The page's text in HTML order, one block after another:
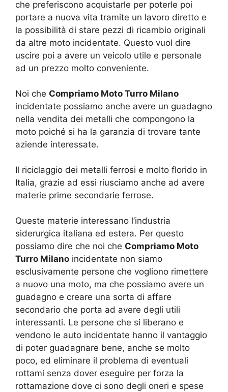
che preferiscono acquistarle per poterle poi
portare a nuova vita tramite un lavoro diretto e
la possibilità di stare pezzi di ricambio originali
da altre moto incidentate. Questo vuol dire
uscire poi a avere un veicolo utile e personale
ad un prezzo molto conveniente.
Noi che Compriamo Moto Turro Milano
incidentate possiamo anche avere un guadagno
nella vendita dei metalli che compongono la
moto poiché si ha la garanzia di trovare tante
aziende interessate.
Il riciclaggio dei metalli ferrosi e molto florido in
Italia, grazie ad essi riusciamo anche ad avere
materie prime secondarie ferrose.
Queste materie interessano l’industria
siderurgica italiana ed estera. Per questo
possiamo dire che noi che Compriamo Moto
Turro Milano incidentate non siamo
esclusivamente persone che vogliono rimettere
a nuovo una moto, ma che possiamo avere un
guadagno e creare una sorta di affare
secondario che porta ad avere degli utili
interessanti. Le persone che si liberano e
vendono le auto incidentate hanno il vantaggio
di poter guadagnare bene, anche se molto
poco, ed eliminare il problema di eventuali
rottami senza dover eseguire per forza la
rottamazione dove ci sono degli oneri e spese